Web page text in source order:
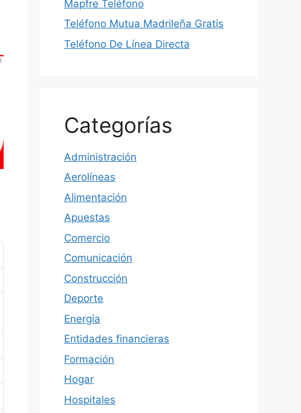
Mapfre Teléfono
Teléfono Mutua Madrileña Gratis
Teléfono De Línea Directa
Categorías
Administración
Aerolíneas
Alimentación
Apuestas
Comercio
Comunicación
Construcción
Deporte
Energía
Entidades financieras
Formación
Hogar
Hospitales